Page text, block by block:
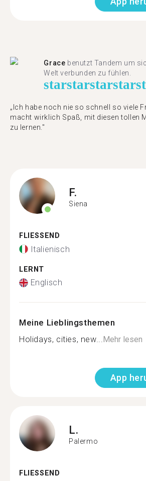
Grace benutzt Tandem um
Welt verbunden zu fühlen.
starstarstarstar
„Ich habe noch nie so schnell so viele
macht wirklich Spaß, mit diesen tollen
zu lernen."
F.
Siena
FLIESSEND
Italienisch
LERNT
Englisch
Meine Lieblingsthemen
Holidays, cities, new...Mehr lesen
App
L.
Palermo
FLIESSEND